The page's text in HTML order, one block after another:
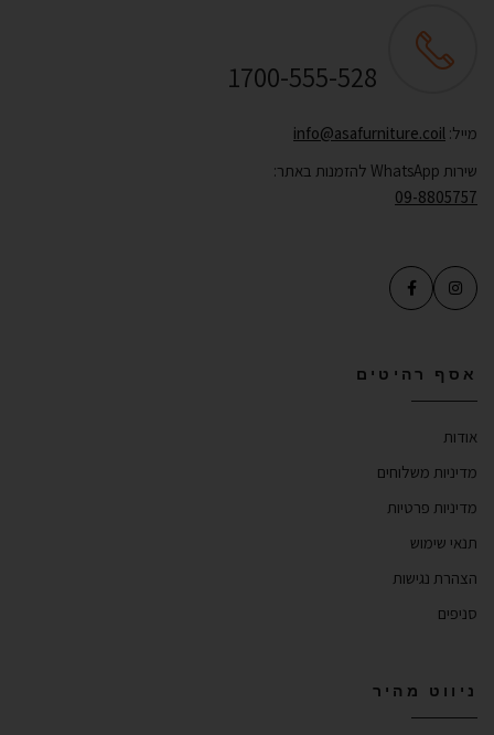
1700-555-528
מייל: info@asafurniture.coil
שירות WhatsApp להזמנות באתר:
09-8805757
אסף רהיטים
אודות
מדיניות משלוחים
מדיניות פרטיות
תנאי שימוש
הצהרת נגישות
סניפים
ניווט מהיר